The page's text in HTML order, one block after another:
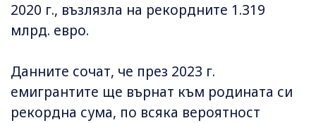
2020 г., възлязла на рекордните 1.319
млрд. евро.
Данните сочат, че през 2023 г.
емигрантите ще върнат към родината си
рекордна сума, по всяка вероятност